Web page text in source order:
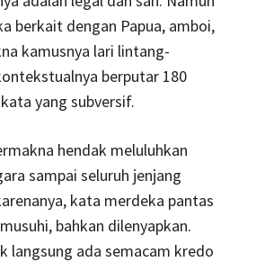
berkait dengan Papua, amboi,
kamusnya lari lintang-
berputar 180
yang subversif.
hendak meluluhkan
sampai seluruh jenjang
kata merdeka pantas
bahkan dilenyapkan.
langsung ada semacam kredo